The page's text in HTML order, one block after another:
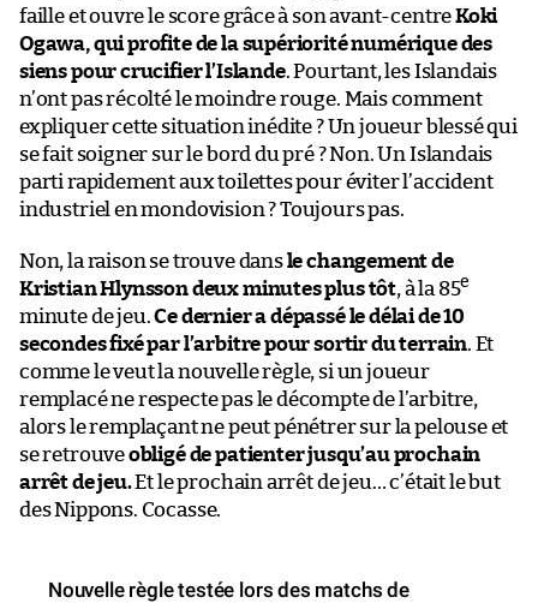
faille et ouvre le score grâce à son avant-centreKoki
Ogawa, qui profite de la supériorité numérique des
siens pour crucifier l’Islande. Pourtant, les Islandais
n’ont pas récolté le moindre rouge. Mais comment
expliquer cette situation inédite ? Un joueur blessé qui
se fait soigner sur le bord du pré ? Non. Un Islandais
parti rapidement aux toilettes pour éviter l’accident
industriel en mondovision ? Toujours pas.
Non, la raison se trouve dansle changement de
Kristian Hlynsson deux minutes plus tôt, à la 85e
minute de jeu.Ce dernier a dépassé le délai de 10
secondes fixé par l’arbitre pour sortir du terrain. Et
comme le veut la nouvelle règle, si un joueur
remplacé ne respecte pas le décompte de l’arbitre,
alors le remplaçant ne peut pénétrer sur la pelouse et
se retrouveobligé de patienter jusqu’au prochain
arrêt de jeu.Et le prochain arrêt de jeu… c’était le but
des Nippons. Cocasse.
Nouvelle règle testée lors des matchs de